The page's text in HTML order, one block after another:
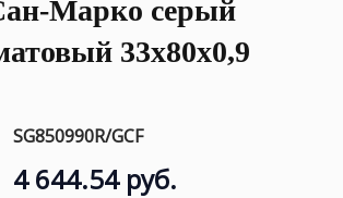
Марко серый
33x80x0,9
SG850990R/GCF
4 644.54 руб.